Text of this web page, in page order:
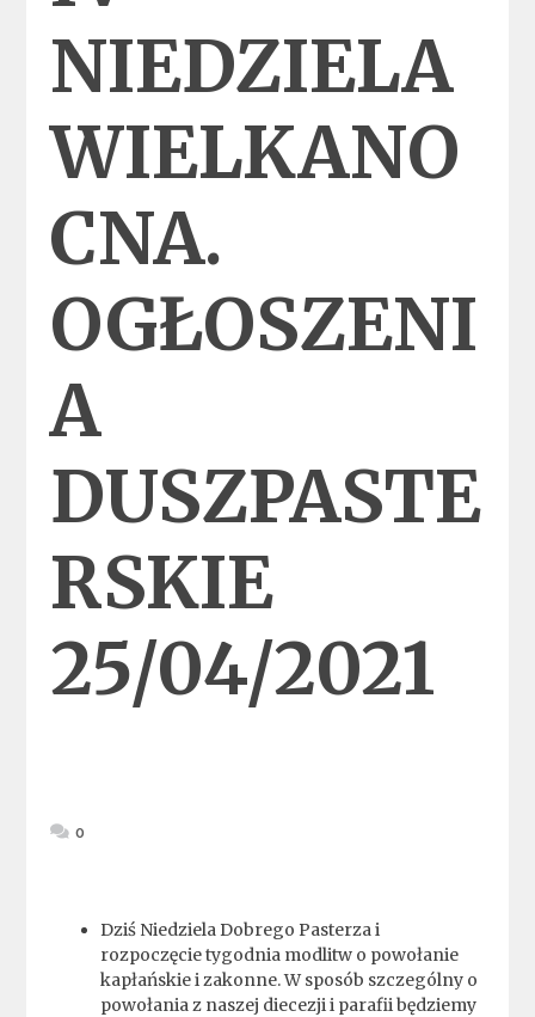
NIEDZIELA
WIELKANO
CNA.
OGŁOSZENI
A
DUSZPASTE
RSKIE
25/04/2021
0
Dziś Niedziela Dobrego Pasterza i
rozpoczęcie tygodnia modlitw o powołanie
kapłańskie i zakonne. W sposób szczególny o
powołania z naszej diecezji i parafii będziemy